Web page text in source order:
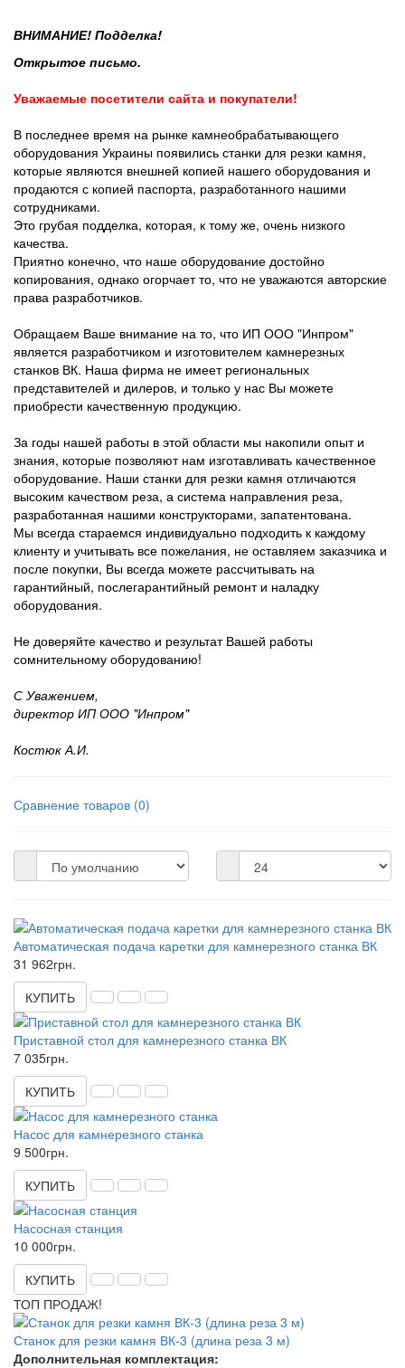
ВНИМАНИЕ! Подделка!
Открытое письмо.
Уважаемые посетители сайта и покупатели!
В последнее время на рынке камнеобрабатывающего
оборудования Украины появились станки для резки камня,
которые являются внешней копией нашего оборудования и
продаются с копией паспорта, разработанного нашими
сотрудниками.
Это грубая подделка, которая, к тому же, очень низкого
качества.
Приятно конечно, что наше оборудование достойно
копирования, однако огорчает то, что не уважаются авторские
права разработчиков.
Обращаем Ваше внимание на то, что ИП ООО "Инпром"
является разработчиком и изготовителем камнерезных
станков ВК. Наша фирма не имеет региональных
представителей и дилеров, и только у нас Вы можете
приобрести качественную продукцию.
За годы нашей работы в этой области мы накопили опыт и
знания, которые позволяют нам изготавливать качественное
оборудование. Наши станки для резки камня отличаются
высоким качеством реза, а система направления реза,
разработанная нашими конструкторами, запатентована.
Мы всегда стараемся индивидуально подходить к каждому
клиенту и учитывать все пожелания, не оставляем заказчика и
после покупки, Вы всегда можете рассчитывать на
гарантийный, послегарантийный ремонт и наладку
оборудования.
Не доверяйте качество и результат Вашей работы
сомнительному оборудованию!
С Уважением,
директор ИП ООО "Инпром"
Костюк А.И.
Сравнение товаров (0)
Автоматическая подача каретки для камнерезного станка ВК
31 962грн.
КУПИТЬ
Приставной стол для камнерезного станка ВК
7 035грн.
КУПИТЬ
Насос для камнерезного станка
9 500грн.
КУПИТЬ
Насосная станция
10 000грн.
КУПИТЬ
ТОП ПРОДАЖ!
Станок для резки камня ВК-3 (длина реза 3 м)
Дополнительная комплектация: